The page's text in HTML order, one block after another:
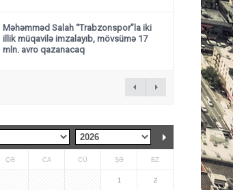
Məhəmməd Salah “Trabzonspor”la iki
illik müqavilə imzalayıb, mövsümə 17
mln. avro qazanacaq
ÇƏ CA CÜ ŞƏ BZ
1 2